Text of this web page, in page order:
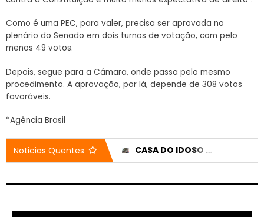
Como é uma PEC, para valer, precisa ser aprovada no
plenário do Senado em dois turnos de votação, com pelo
menos 49 votos.
Depois, segue para a Câmara, onde passa pelo mesmo
procedimento. A aprovação, por lá, depende de 308 votos
favoráveis.
*Agência Brasil
Noticias Quentes HÁ 77 ANOS, PATROCÍNIO ENTRAVA NA ERA DO RÁDIO, MUDANDO A HISTÓRIA DA COMUNICAÇÃO NA CIDADE CASA DO IDOSO RECEBE DOIS VEÍCULOS NOVOS APÓS EMENDA DE 200 MIL REAIS